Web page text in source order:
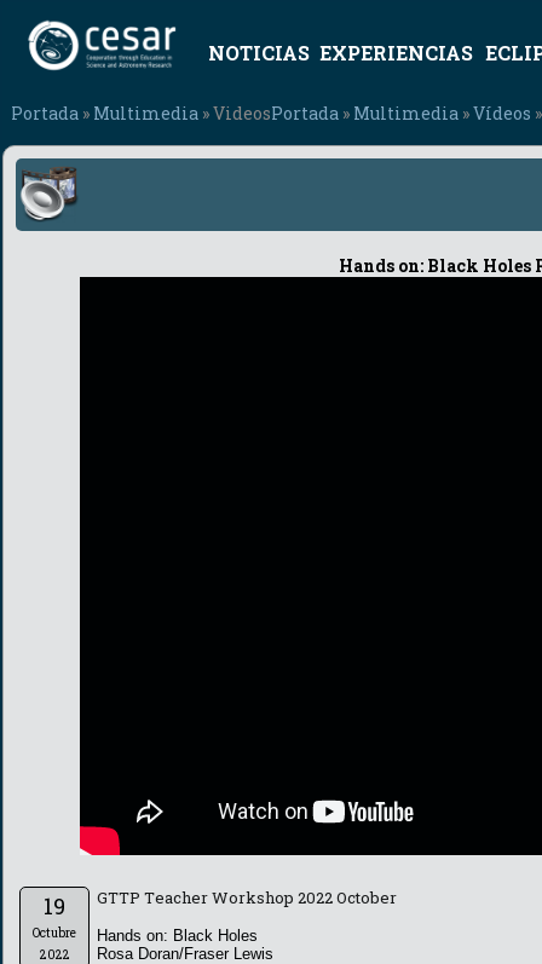
NOTICIAS EXPERIENCIAS
Portada » Multimedia » VideosPortada » Multimedia »Vídeos
Hands on: Black Holes
19
Octubre
2022
GTTP Teacher Workshop 2022 October
Hands on: Black Holes
Rosa Doran/Fraser Lewis